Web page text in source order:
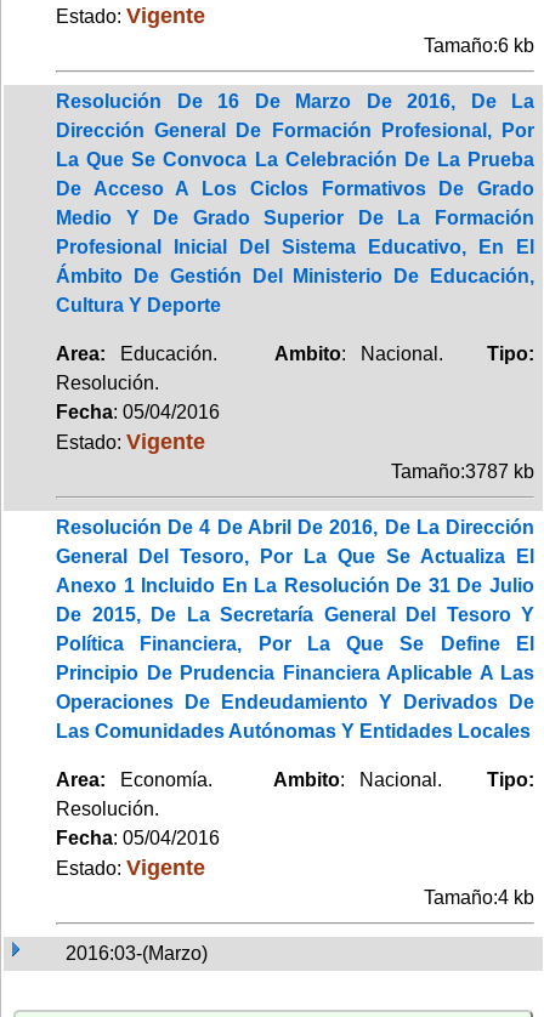
Estado: Vigente
Tamaño:6 kb
Resolución De 16 De Marzo De 2016, De La
Dirección General De Formación Profesional, Por
La Que Se Convoca La Celebración De La Prueba
De Acceso A Los Ciclos Formativos De Grado
Medio Y De Grado Superior De La Formación
Profesional Inicial Del Sistema Educativo, En El
Ámbito De Gestión Del Ministerio De Educación,
Cultura Y Deporte
Area: Educación. Ambito: Nacional.Tipo:
Resolución.
Fecha: 05/04/2016
Estado: Vigente
Tamaño:3787 kb
Resolución De 4 De Abril De 2016, De La Dirección
General Del Tesoro, Por La Que Se Actualiza El
Anexo 1 Incluido En La Resolución De 31 De Julio
De 2015, De La Secretaría General Del Tesoro Y
Política Financiera, Por La Que Se Define El
Principio De Prudencia Financiera Aplicable A Las
Operaciones De Endeudamiento Y Derivados De
Las Comunidades Autónomas Y Entidades Locales
Area: Economía. Ambito: Nacional.Tipo:
Resolución.
Fecha: 05/04/2016
Estado: Vigente
Tamaño:4 kb
2016:03-(Marzo)